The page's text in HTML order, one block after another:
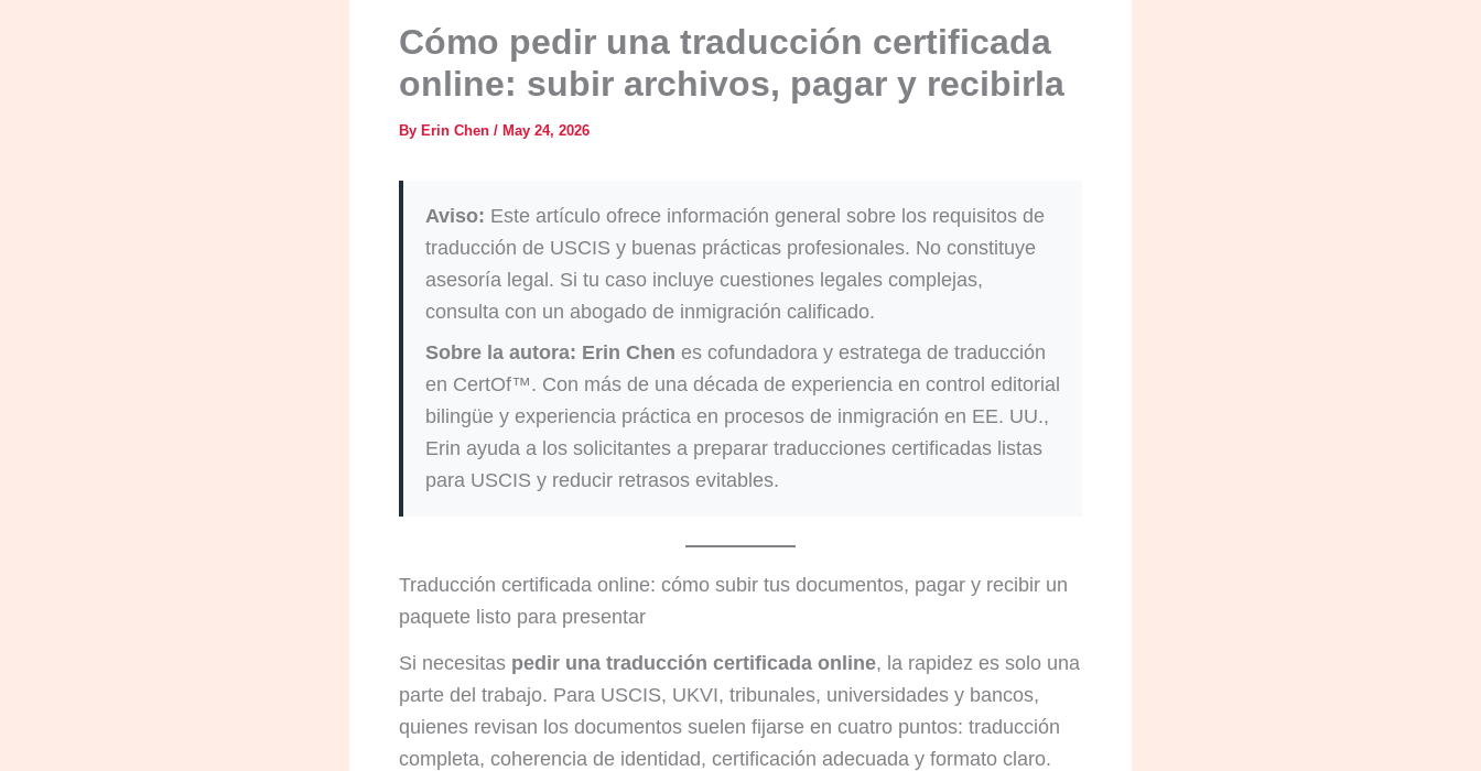
Cómo pedir una traducción certificada
online: subir archivos, pagar y recibirla
By Erin Chen / May 24, 2026
Aviso: Este artículo ofrece información general sobre los requisitos de
traducción de USCIS y buenas prácticas profesionales. No constituye
asesoría legal. Si tu caso incluye cuestiones legales complejas,
consulta con un abogado de inmigración calificado.
Sobre la autora: Erin Chen es cofundadora y estratega de traducción
en CertOf™. Con más de una década de experiencia en control editorial
bilingüe y experiencia práctica en procesos de inmigración en EE. UU.,
Erin ayuda a los solicitantes a preparar traducciones certificadas listas
para USCIS y reducir retrasos evitables.
Traducción certificada online: cómo subir tus documentos, pagar y recibir un
paquete listo para presentar
Si necesitas pedir una traducción certificada online, la rapidez es solo una
parte del trabajo. Para USCIS, UKVI, tribunales, universidades y bancos,
quienes revisan los documentos suelen fijarse en cuatro puntos: traducción
completa, coherencia de identidad, certificación adecuada y formato claro.